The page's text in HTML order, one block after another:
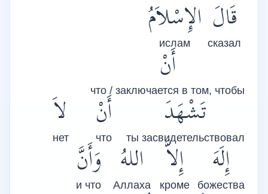
قَالَ
сказал
الإِسْلاَمُ
ислам
أَنْ
что / заключается в том, чтобы
تَشْهَدَ
ты засвидетельствовал
أَنْ
что
لاَ
нет
إِلَهَ
божества
إِلاَّ
кроме
اللهُ
Аллаха
وَأَنَّ
и что